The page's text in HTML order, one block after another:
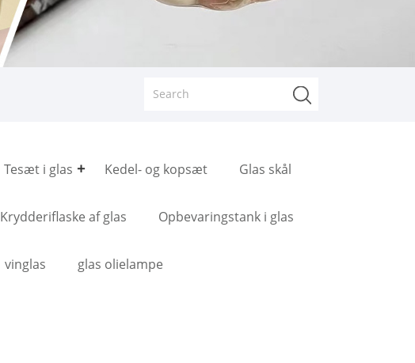
Tesæt i glas Kedel- og kopsæt Glas skål
Krydderiflaske af glas Opbevaringstank i glas
vinglas glas olielampe